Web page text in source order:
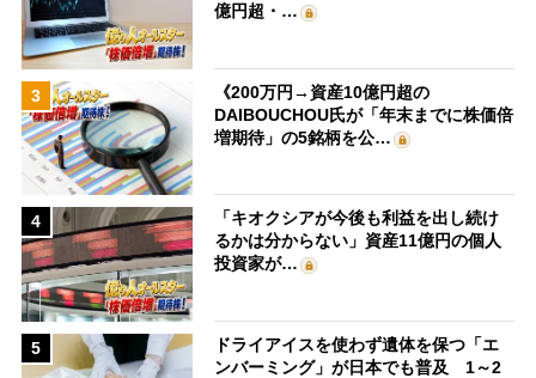
億円超・…
3
《200万円→資産10億円超の
DAIBOUCHOU氏が「年末までに株価倍
増期待」の5銘柄を公…
4
「キオクシアが今後も利益を出し続け
るかは分からない」資産11億円の個人
投資家が…
5
ドライアイスを使わず遺体を保つ「エ
ンバーミング」が日本でも普及 1～2